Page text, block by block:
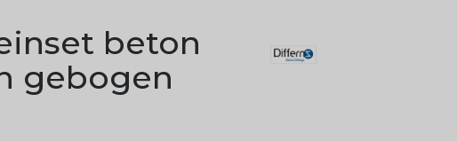
beton
gebogen